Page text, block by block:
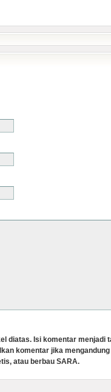
diatas. Isi komentar menjadi
komentar jika
atau berbau SARA.